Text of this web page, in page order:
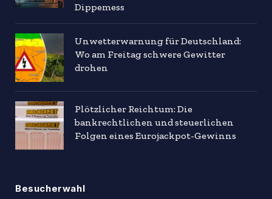
Dippemess
Unwetterwarnung für Deutschland:
Wo am Freitag schwere Gewitter
drohen
Plötzlicher Reichtum: Die
bankrechtlichen und steuerlichen
Folgen eines Eurojackpot-Gewinns
Besucherwahl